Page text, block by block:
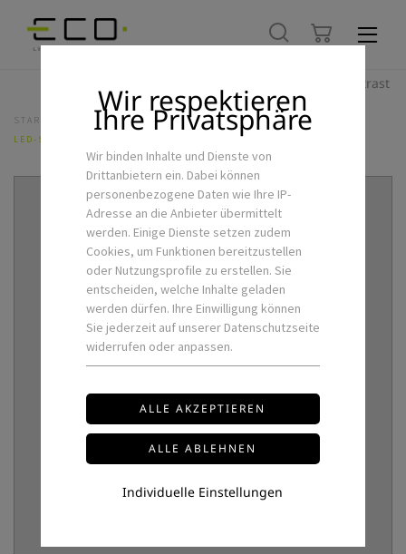
Hoher Kontrast
STARTSEITE LED-INNENLEUCHTEN
STEHLEUCHTEN
LED-STEHLEUCHTE ROMANO-F1-S
Wir respektieren
Ihre Privatsphäre
Wir binden Inhalte und Dienste von
Drittanbietern ein. Dabei können
personenbezogene Daten wie Ihre IP-
Adresse an die Anbieter übermittelt
werden. Einige Dienste setzen zudem
Cookies, um Funktionen bereitzustellen
oder Nutzungsprofile zu erstellen. Sie
entscheiden, welche Inhalte geladen
werden dürfen. Ihre Einwilligung können
Sie jederzeit auf unserer Datenschutzseite
widerrufen oder anpassen.
Individuelle Einstellungen